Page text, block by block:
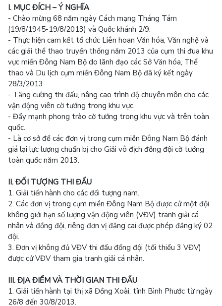
I. MỤC ĐÍCH – Ý NGHĨA
- Chào mừng 68 năm ngày Cách mạng Tháng Tám
(19/8/1945-19/8/2013) và Quốc khánh 2/9.
- Thực hiện cam kết tổ chức Liên hoan Văn hóa, Văn nghệ và
các giải thể thao truyền thống năm 2013 của cụm thi đua khu
vực miền Đông Nam Bộ do lãnh đạo các Sở Văn hóa, Thể
thao và Du lịch cụm miền Đông Nam Bộ đã ký kết ngày
28/3/2013.
- Tăng cường thi đấu, nâng cao trình độ chuyên môn cho các
vận động viên cờ tướng trong khu vực.
- Đẩy mạnh phong trào cờ tướng trong khu vực và trên toàn
quốc.
- Là cơ sở để các đơn vị trong cụm miền Đông Nam Bộ đánh
giá lại lực lượng chuẩn bị cho Giải vô địch đồng đội cờ tướng
toàn quốc năm 2013.
II. ĐỐI TƯỢNG THI ĐẤU
1. Giải tiến hành cho các đối tượng nam.
2. Các đơn vị trong cụm miền Đông Nam Bộ được cử một đội
không giới hạn số lượng vận động viên (VĐV) tranh giải cá
nhân và đồng đội, riêng đơn vị đăng cai được phép đăng ký 02
đội.
3. Đơn vị không đủ VĐV thi đấu đồng đội (tối thiểu 3 VĐV)
được cử VĐV tham gia tranh giải cá nhân.
III. ĐỊA ĐIỂM VÀ THỜI GIAN THI ĐẤU
1. Giải tiến hành tại thị xã Đồng Xoài, tỉnh Bình Phước từ ngày
26/8 đến 30/8/2013.